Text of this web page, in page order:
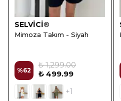
SELVİCİ®
Mimoza Takım - Siyah
%62
₺ 1,299.00
₺ 499.99
+1